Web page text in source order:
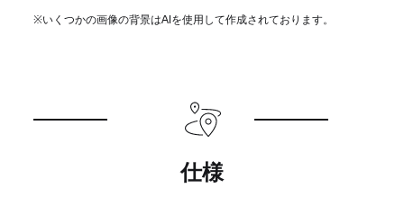
※いくつかの画像の背景はAIを使用して作成されております。
仕様